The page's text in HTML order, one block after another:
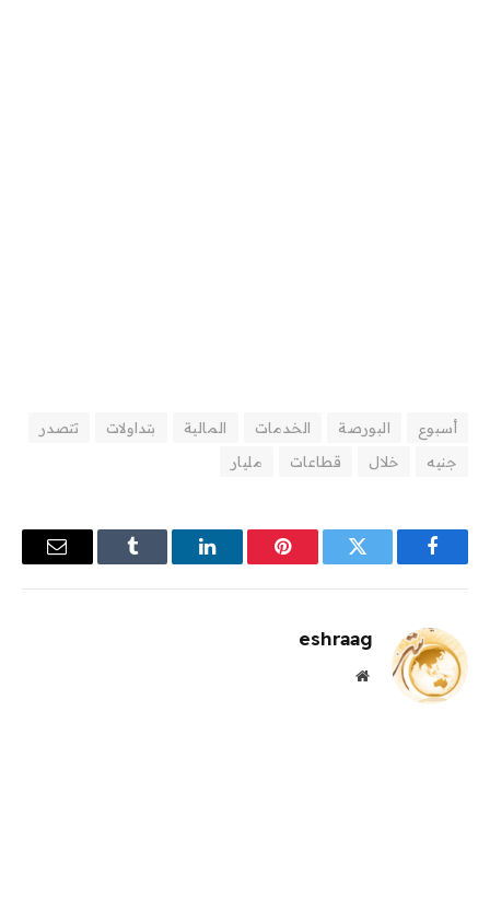
أسبوع البورصة الخدمات المالية بتداولات
تتصدر
جنيه
خلال قطاعات مليار
فيسبوك تويتر بينتيريستلينكدإن Tumblr
البريد
eshraag
موقع